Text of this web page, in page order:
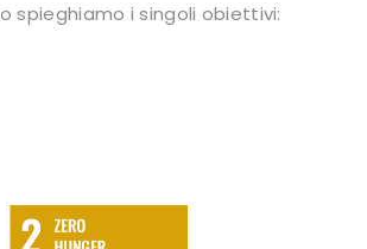
spieghiamo i singoli obiettivi: